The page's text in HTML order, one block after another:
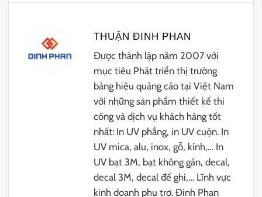
THUẬN ĐINH PHAN
Được thành lập năm 2007 với
mục tiêu Phát triển thị trường
bảng hiệu quảng cáo tại Việt Nam
với những sản phẩm thiết kế thi
công và dịch vụ khách hàng tốt
nhất: In UV phẳng, in UV cuộn. In
UV mica, alu, inox, gỗ, kính,… In
UV bạt 3M, bạt không gân, decal,
decal 3M, decal đế ghi,… Lĩnh vực
kinh doanh phụ trợ. Đinh Phan